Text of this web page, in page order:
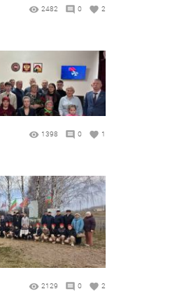
2482 0 2
1398 0 1
2129 0 2